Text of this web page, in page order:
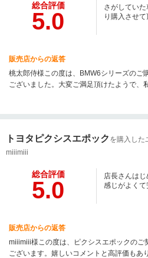
総合評価
5.0
さがしてい
り購入させ
販売店からの返答
桃太郎侍様この度は、BMW6シリーズのご
ございました。大変ご満足頂けたようで、
トヨタピクシスエポック を購入した
miiimiii
総合評価
5.0
店長さんは
感じがよくて
販売店からの返答
miiimiii様この度は、ピクシスエポックのご
ございます。嬉しいコメントと高評価もあ